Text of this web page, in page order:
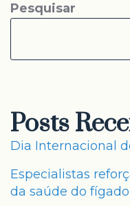
Pesquisar
Posts
Dia Internacional
Especialistas
da saúde do